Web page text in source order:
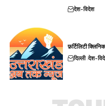
देश-विदेश
फ़र्टिलिटी
दिल्ली देश-